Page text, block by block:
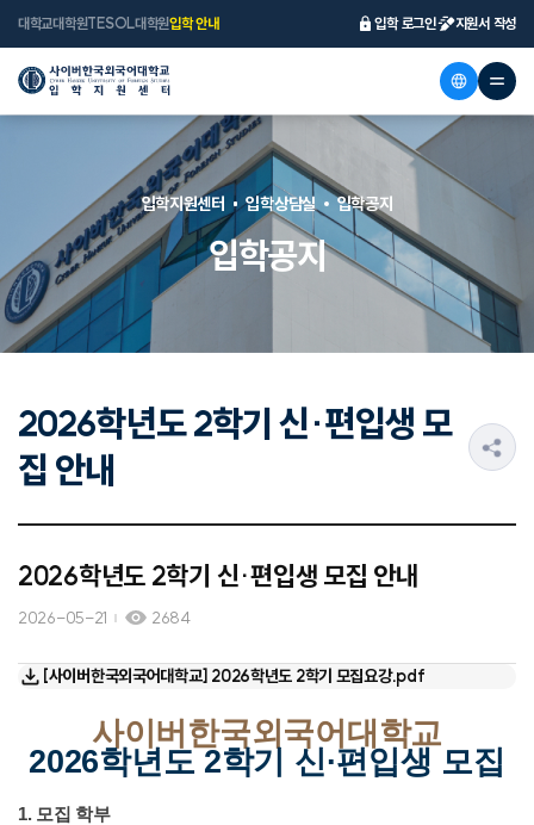
대학교대학원TESOL대학원입학 안내 입학 로그인 지원서 작성
입학공지
입학지원센터 입학상담실 입학공지
2026학년도 2학기 신·편입생 모
집 안내
2026학년도 2학기 신·편입생 모집 안내
2026-05-21 2684
[사이버한국외국어대학교] 2026학년도 2학기 모집요강.pdf
사이버한국외국어대학교
2026학년도 2학기 신·편입생 모집
1. 모집 학부